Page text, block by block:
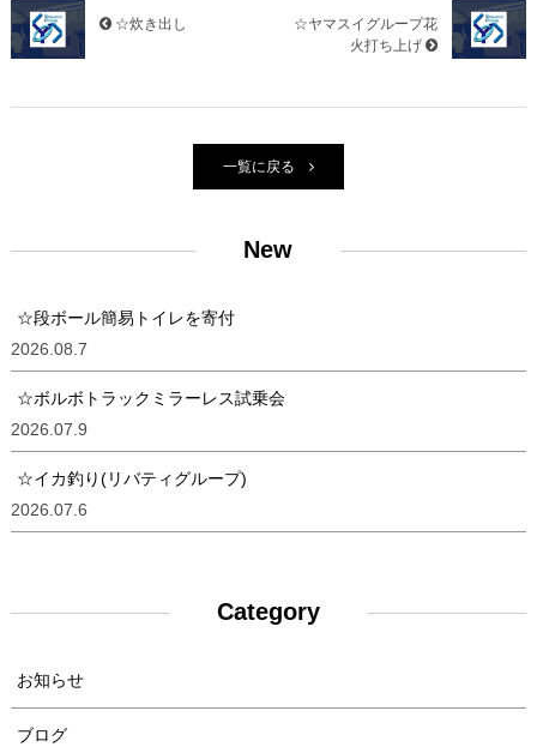
☆炊き出し
☆ヤマスイグループ花
火打ち上げ
一覧に戻る
New
☆段ボール簡易トイレを寄付
2026.08.7
☆ボルボトラックミラーレス試乗会
2026.07.9
☆イカ釣り(リバティグループ)
2026.07.6
Category
お知らせ
ブログ